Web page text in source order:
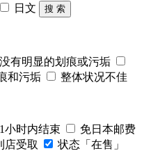
日文
搜 索
没有明显的划痕或污垢
和污垢 整体状况不佳
1小时内结束
免日本邮费
店受取
状态「在售」